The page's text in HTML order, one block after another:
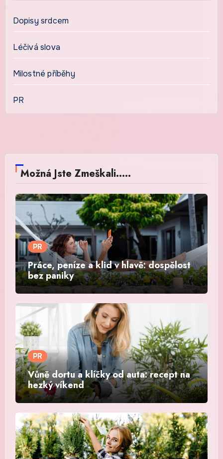
Dopisy srdcem
Léčivá slova
Milostné příběhy
PR
Možná Jste Zmeškali.....
PR
Práce, peníze a klid v hlavě: dospělost
bez paniky
PR
Vůně dortu a klíčky od auta: recept na
hezký víkend